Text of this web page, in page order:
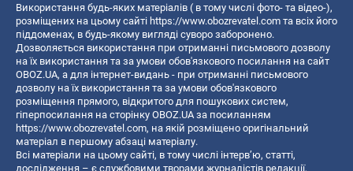
Використання будь-яких матеріалів ( в тому числі фото- та відео-),
розміщених на цьому сайті https://www.obozrevatel.com та всіх його
піддоменах, в будь-якому вигляді суворо заборонено.
Дозволяється використання при отриманні письмового дозволу
на їх використання та за умови обов'язкового посилання на сайт
OBOZ.UA, а для інтернет-видань - при отриманні письмового
дозволу на їх використання та за умови обов'язкового
розміщення прямого, відкритого для пошукових систем,
гіперпосилання на сторінку OBOZ.UA за посиланням
https://www.obozrevatel.com, на якій розміщено оригінальний
матеріал в першому абзаці матеріалу.
Всі матеріали на цьому сайті, в тому числі інтерв’ю, статті,
дослідження – є службовими творами журналістів редакції,